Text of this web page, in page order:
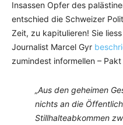
Insassen Opfer des
entschied die Schweizer
Zeit, zu kapitulieren! Sie
Journalist Marcel Gyr
zumindest informellen –
„Aus den geheimen
nichts an die
Stillhalteabkommen